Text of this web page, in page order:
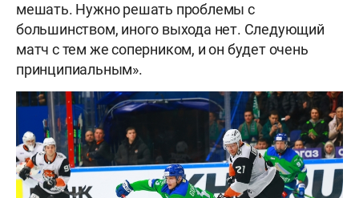
мешать. Нужно решать проблемы с
большинством, иного выхода нет. Следующий
матч с тем же соперником, и он будет очень
принципиальным».